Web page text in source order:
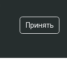
Принять